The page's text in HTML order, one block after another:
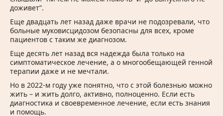
доживет”.
Еще двадцать лет назад даже врачи не подозревали, что
больные муковисцидозом безопасны для всех, кроме
пациентов с таким же диагнозом.
Еще десять лет назад вся надежда была только на
симптоматическое лечение, а о многообещающей генной
терапии даже и не мечтали.
Но в 2022-м году уже понятно, что с этой болезнью можно
жить – и жить долго, активно, полноценно. Если есть
диагностика и своевременное лечение, если есть знания
и помощь.